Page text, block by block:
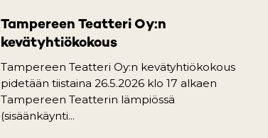
Tampereen Teatteri Oy:n
kevätyhtiökokous
Tampereen Teatteri Oy:n kevätyhtiökokous
pidetään tiistaina 26.5.2026 klo 17 alkaen
Tampereen Teatterin lämpiössä
(sisäänkäynti...